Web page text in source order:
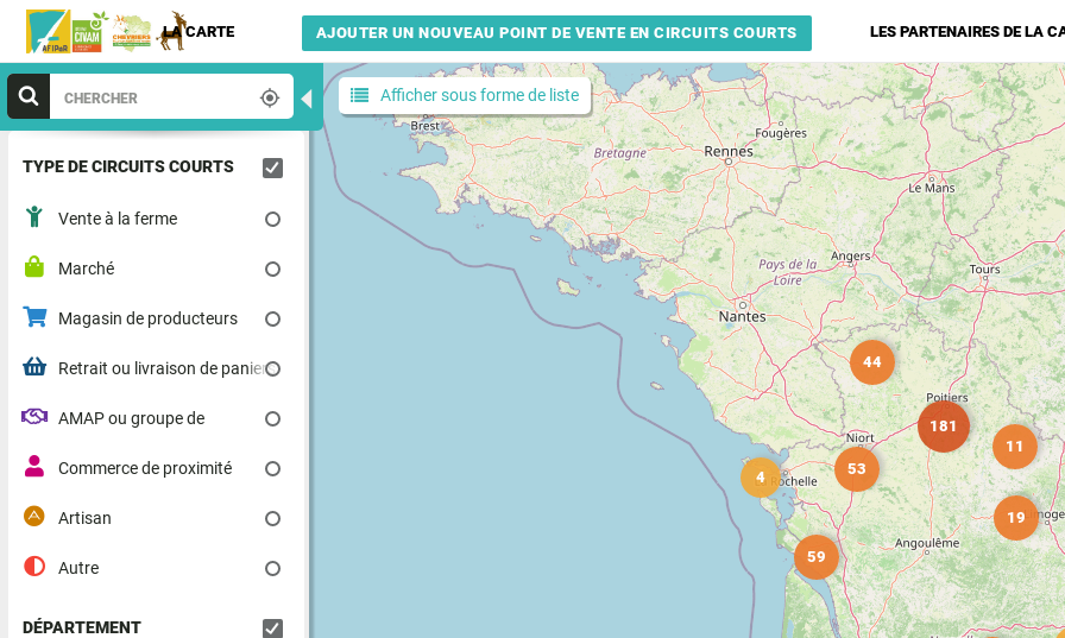
LA CARTE AJOUTER UN NOUVEAU POINT DE VENTE EN CIRCUITS COURTS LES PARTENAIRES DE LA
◀
TYPE DE CIRCUITS COURTS
Vente à la ferme
Marché
Magasin de producteurs
Retrait ou livraison de paniers
AMAP ou groupe de
consommateurs
Commerce de proximité
Artisan
Autre
DÉPARTEMENT
Afficher sous forme de liste
4
59
11
19
53
44
181